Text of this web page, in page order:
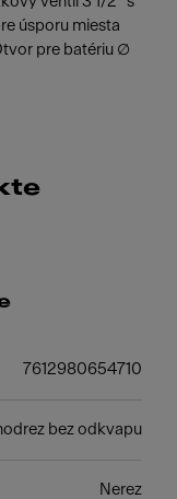
úsporu miesta
pre batériu ∅
7612980654710
bez odkvapu
Nerez